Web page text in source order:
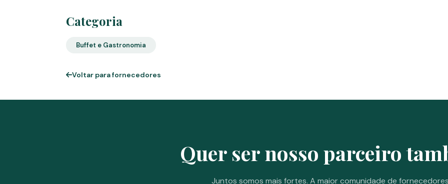
Categoria
Buffet e Gastronomia
Voltar para fornecedores
Quer ser nosso parceiro
Juntos somos mais fortes. A maior comunidade de